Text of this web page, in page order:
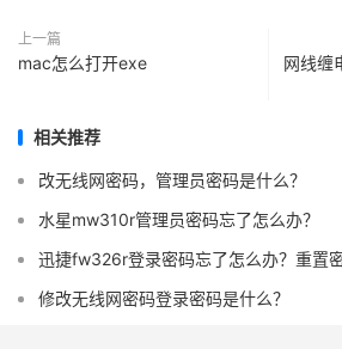
上一篇
mac怎么打开exe
网线缠
相关推荐
改无线网密码，管理员密码是什么？
水星mw310r管理员密码忘了怎么办？
迅捷fw326r登录密码忘了怎么办？重置
修改无线网密码登录密码是什么？